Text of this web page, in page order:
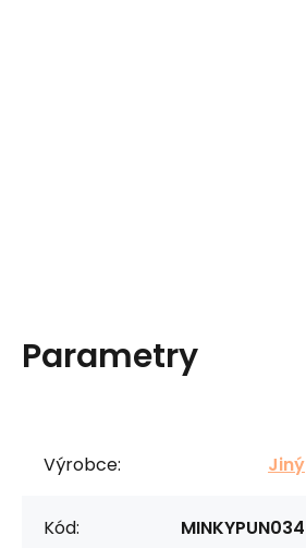
Parametry
Výrobce: Jiný
Kód: MINKYPUN034